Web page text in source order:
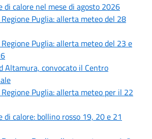
calore nel mese di agosto 2026
Puglia: allerta meteo del 28
Puglia: allerta meteo del 23 e
Altamura, convocato il Centro
Puglia: allerta meteo per il 22
calore: bollino rosso 19, 20 e 21